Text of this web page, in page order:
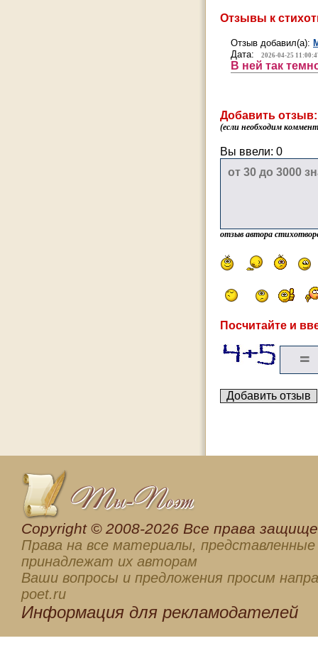
Отзывы к
Отзыв добавил(а):
Дата:
2026-04-25
В ней так
Добавить отзыв:
(если необходим
Вы ввели: 0
отзыв автора
Посчитайте и
Сopyright © 2008-2026 Все права
Права на все материалы, представленные
принадлежат их авторам
Ваши вопросы и предложения просим
poet.ru
Информация для рекламодателей